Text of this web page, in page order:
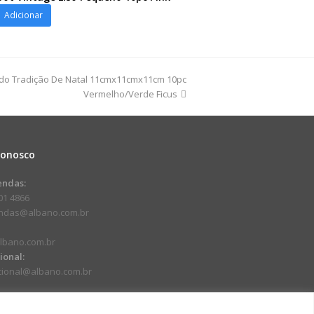
Adicionar
Tradição De Natal 11cmx11cmx11cm 10pc
Vermelho/Verde Ficus
4866